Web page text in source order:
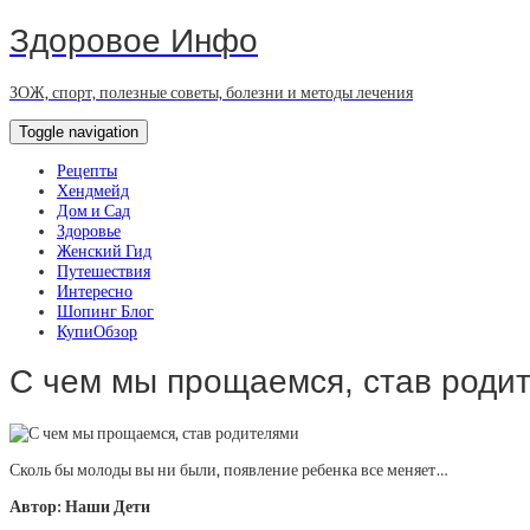
Здоровое Инфо
ЗОЖ, спорт, полезные советы, болезни и методы лечения
Toggle navigation
Рецепты
Хендмейд
Дом и Сад
Здоровье
Женский Гид
Путешествия
Интересно
Шопинг Блог
КупиОбзор
С чем мы прощаемся, став
Сколь бы молоды вы ни были, появление ребенка все меняет…
Автор: Наши Дети